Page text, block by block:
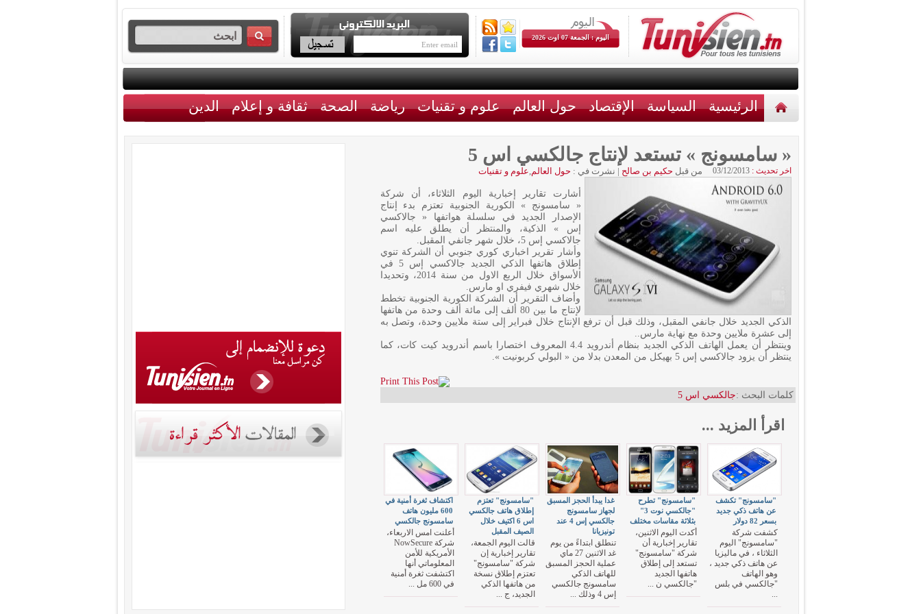
اليوم : الجمعة 07 اوت 2026
الرئيسية السياسة الإقتصاد حول العالم علوم و تقنيات رياضة الصحة ثقافة و إعلام الدين
« سامسونج » تستعد لإنتاج جالكسي اس 5
اخر تحديث : 03/12/2013 من قبل حكيم بن صالح | نشرت في : حول العالم,علوم و تقنيات
أشارت تقارير إخبارية اليوم الثلاثاء، أن شركة
« سامسونج » الكورية الجنوبية تعتزم بدء إنتاج
الإصدار الجديد في سلسلة هواتفها « جالاكسي
إس » الذكية، والمنتظر أن يطلق عليه اسم
جالاكسي إس 5، خلال شهر جانفي المقبل.
وأشار تقرير اخباري كوري جنوبي أن الشركة تنوي
إطلاق هاتفها الذكي الجديد جالاكسي إس 5 في
الأسواق خلال الربع الاول من سنة 2014، وتحديدا
خلال شهري فيفري او مارس.
وأضاف التقرير أن الشركة الكورية الجنوبية تخطط
لإنتاج ما بين 80 ألف إلى مائة ألف وحدة من هاتفها
الذكي الجديد خلال جانفي المقبل، وذلك قبل أن ترفع الإنتاج خلال فبراير إلى ستة ملايين وحدة، وتصل به
إلى عشرة ملايين وحدة مع نهاية مارس..
وينتظر أن يعمل الهاتف الذكي الجديد بنظام أندرويد 4.4 المعروف اختصارا باسم أندرويد كيت كات، كما
ينتظر أن يزود جالاكسي إس 5 بهيكل من المعدن بدلا من « البولي كربونيت ».
كلمات البحث :جالكسي اس 5
اقرأ المزيد ...
اكتشاف ثغرة أمنية في
600 مليون هاتف
سامسونج جالكسي
أعلنت امس الاربعاء،
شركة NowSecure
الأمريكية للأمن
المعلوماتي أنها
اكتشفت ثغرة أمنية
في 600 مل ...
"سامسونج" تعتزم
إطلاق هاتف جالكسي
اس 6 اكتيف خلال
الصيف المقبل
قالت اليوم الجمعة،
تقارير إخبارية إن
شركة "سامسونج"
تعتزم إطلاق نسخة
من هاتفها الذكي
الجديد، ج ...
غدا يبدأ الحجز المسبق
لجهاز سامسونج
جالكسي إس 4 عند
تونيزيانا
تنطلق ابتداءً من يوم
غد الاثنين 27 ماي
عملية الحجز المسبق
للهاتف الذكي
سامسونج جالكسي
إس 4 وذلك ...
"سامسونج" تطرح
"جالكسي نوت 3"
بثلاثة مقاسات مختلف
أكدت اليوم الاثنين،
تقارير إخبارية أن
شركة "سامسونج"
تستعد إلى إطلاق
هاتفها الجديد
"جالكسي ن ...
"سامسونج" تكشف
عن هاتف ذكي جديد
بسعر 82 دولار
كشفت شركة
"سامسونج" اليوم
الثلاثاء ، في ماليزيا
عن هاتف ذكي جديد ،
وهو الهاتف
"جالكسي في بلس
...